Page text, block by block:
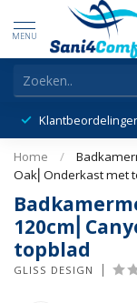
MENU
Home /
Oak⎢Onderkast met
topblad
GLISS DESIGN